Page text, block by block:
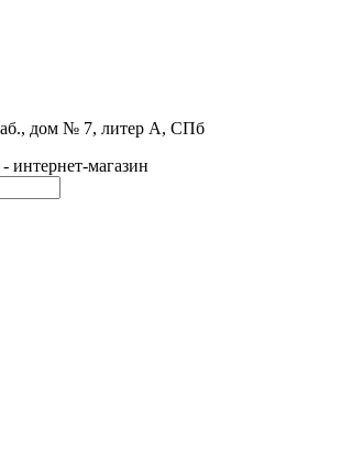
дом № 7, литер А, СПб
интернет-магазин